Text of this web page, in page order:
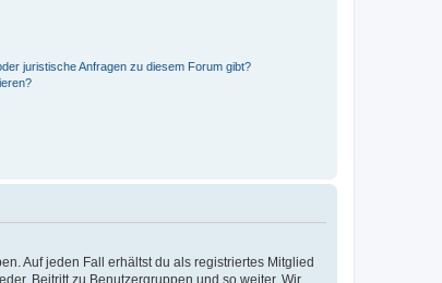
juristische Anfragen zu diesem Forum gibt?
Auf jeden Fall erhältst du als registriertes Mitglied
Beitritt zu Benutzergruppen und so weiter. Wir